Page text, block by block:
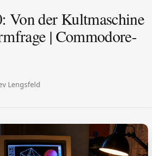
Von der Kultmaschine
| Commodore-
Lengsfeld